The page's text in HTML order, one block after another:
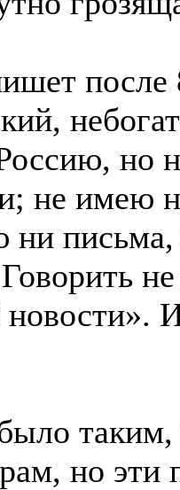
после
но
не имею
ни
но эти